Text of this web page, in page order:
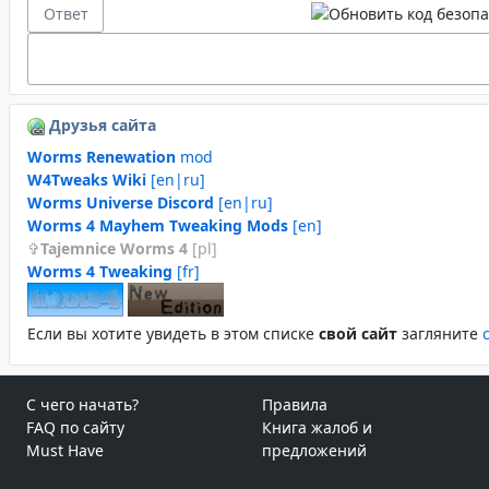
Друзья сайта
Worms Renewation mod
W4Tweaks Wiki [en|ru]
Worms Universe Discord [en|ru]
Worms 4 Mayhem Tweaking Mods [en]
Tajemnice Worms 4 [pl]
Worms 4 Tweaking [fr]
Если вы хотите увидеть в этом спиcке свой сайт загляните
С чего начать?
FAQ по сайту
Must Have
Правила
Книга жалоб и
предложений